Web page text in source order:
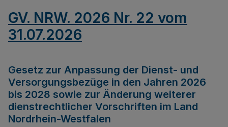
GV. NRW. 2026 Nr. 22 vom
31.07.2026
Gesetz zur Anpassung der Dienst- und
Versorgungsbezüge in den Jahren 2026
bis 2028 sowie zur Änderung weiterer
dienstrechtlicher Vorschriften im Land
Nordrhein-Westfalen